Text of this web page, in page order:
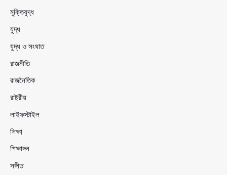
মুক্তিযুদ্ধ
যুদ্ধ
যুদ্ধ ও সংঘাত
রাজনীতি
রাজনৈতিক
রাষ্ট্রীয়
লাইফস্টাইল
শিক্ষা
শিক্ষাঙ্গন
সঙ্গীত